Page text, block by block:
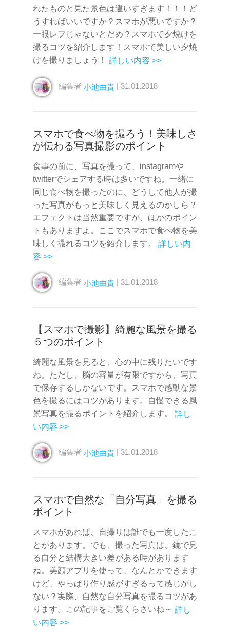
れたものと見た景色は違いすぎます！！！ど
うすればいいですか？スマホが悪いですか？
一眼レフじゃないとだめ？スマホで夕焼けを
撮るコツを紹介します！スマホで美しい夕焼
けを撮りましょう！ 詳しい内容 >>
編集者 小池由貴 | 31.01.2018
スマホで食べ物を撮ろう！美味しさ
が伝わる写真撮影のポイント
食事の前に、写真を撮って、instagramや
twitterでシェアする時は多いですね。一緒に
同じ食べ物を撮ったのに、どうして他人が撮
った写真がもっと美味しく見えるのかしら？
エフェクトは当然重要ですが、ほかのポイン
トもありますよ。ここでスマホで食べ物を美
味しく撮れるコツを紹介します。 詳しい内
容 >>
編集者 小池由貴 | 31.01.2018
【スマホで撮影】綺麗な風景を撮る
５つのポイント
綺麗な風景を見ると、心の中に残りたいです
ね。ただし、脳の容量が有限ですから、写真
で保存するしかないです。スマホで感動な景
色を撮るにはコツがあります。自慢できる風
景写真を撮るポイントを紹介します。 詳し
い内容 >>
編集者 小池由貴 | 31.01.2018
スマホで自然な「自分写真」を撮る
ポイント
スマホがあれば、自撮りは誰でも一度したこ
とがあります。でも、撮った写真は、鏡で見
る自分と結構大きい差がある時があります
ね。美顔アプリを使って、なんとかできます
けど、やっぱり作り感がすぎるって感じがし
ない？実際、自然な自分写真を撮るコツがあ
ります。この記事をご覧くらさいね～ 詳し
い内容 >>